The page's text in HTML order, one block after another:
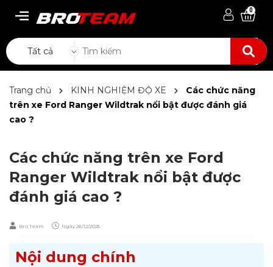
0
Tất cả
Trang chủ KINH NGHIỆM ĐỘ XE
Các chức năng
trên xe Ford Ranger Wildtrak nổi bật được đánh giá
cao ?
Các chức năng trên xe Ford
Ranger Wildtrak nổi bật được
đánh giá cao ?
Bro Team Ngày 26/12/2025
Nội dung chính